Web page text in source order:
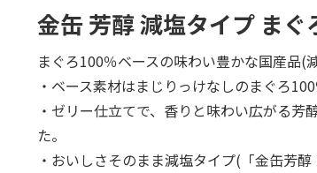
金缶 芳醇 減塩タイプ まぐ
まぐろ100％ベースの味わい豊かな国産品(
・ベース素材はまじりっけなしのまぐろ100
・ゼリー仕立てで、香りと味わい広がる芳
た。
・おいしさそのまま減塩タイプ(「金缶芳醇